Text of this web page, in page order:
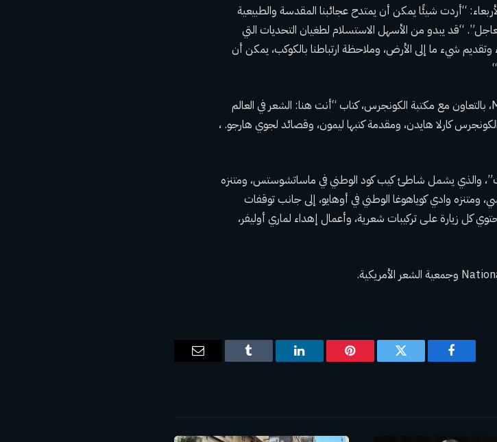
“أردت شيئًا يمكن أن يمتدح عجائبنا المقدسة والطبيعية
“قد يبدو من الأسهل الاستسلام لطغيان التحديات التي
وتقديم شيء ما إلى الأرض، وملاحظة ارتباطنا بالكوكب، يمكن أن
في الثاني من أبريل، ستنشر دار Milkweed Editions، بالتعاون مع مكتبة الكونجرس، كتاب “أنت هنا: الشعر في العالم
كارلا هايدن، ومقدمة كتبها ليمون، وقصائد لجوي هارجو. ،
والذي يشمل شاطئ كيب كود الوطني في ماساتشوستس، ومتنزه
ومتنزه وادي كوياهوغا الوطني في أوهايو، إلى جانب توقفات
كل زيارة على تركيبات شعرية، وأعمال إهداء لماري أوليفر،
فيسبوك تويتر بينتيريستلينكدإن Tumblr
البريد